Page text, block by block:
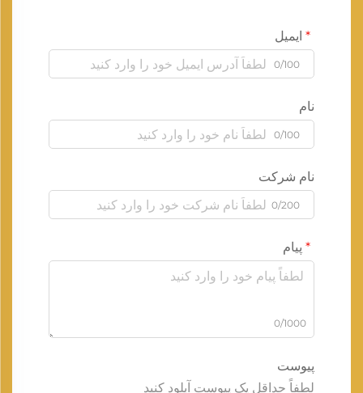
ایمیل
0/100
نام
0/100
نام شرکت
0/200
پیام
0/1000
پیوست
لطفاً حداقل یک پیوست آپلود کنید